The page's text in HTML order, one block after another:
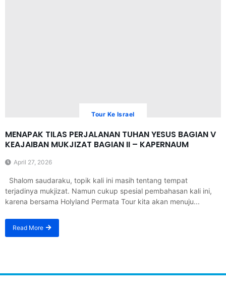
Tour Ke Israel
MENAPAK TILAS PERJALANAN TUHAN YESUS BAGIAN V
KEAJAIBAN MUKJIZAT BAGIAN II – KAPERNAUM
April 27, 2026
Shalom saudaraku, topik kali ini masih tentang tempat
terjadinya mukjizat. Namun cukup spesial pembahasan kali ini,
karena bersama Holyland Permata Tour kita akan menuju...
Read More